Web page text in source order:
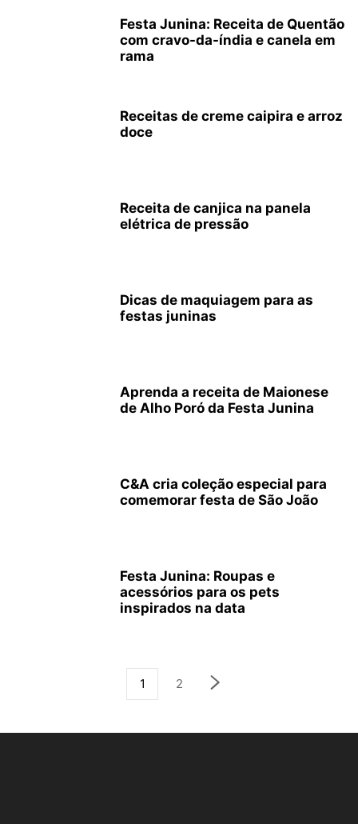
Festa Junina: Receita de Quentão
com cravo-da-índia e canela em
rama
Receitas de creme caipira e arroz
doce
Receita de canjica na panela
elétrica de pressão
Dicas de maquiagem para as
festas juninas
Aprenda a receita de Maionese
de Alho Poró da Festa Junina
C&A cria coleção especial para
comemorar festa de São João
Festa Junina: Roupas e
acessórios para os pets
inspirados na data
1 2